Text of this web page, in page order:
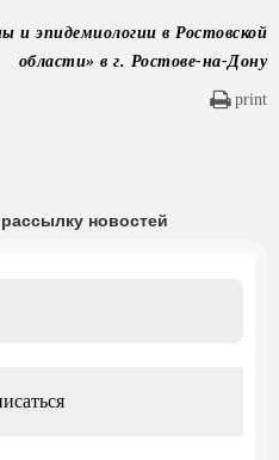
эпидемиологии в Ростовской
области» в г. Ростове-на-Дону
print
новостей